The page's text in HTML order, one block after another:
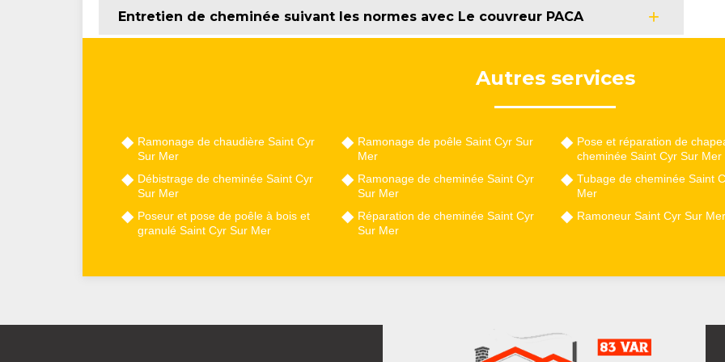
Entretien de cheminée suivant les normes avec Le couvreur PACA
Autres services
Ramonage de chaudière Saint Cyr
Sur Mer
Débistrage de cheminée Saint Cyr
Sur Mer
Poseur et pose de poêle à bois et
granulé Saint Cyr Sur Mer
Ramonage de poêle Saint Cyr Sur
Mer
Ramonage de cheminée Saint Cyr
Sur Mer
Réparation de cheminée Saint Cyr
Sur Mer
Pose et réparation de
cheminée Saint Cyr Sur Mer
Tubage de cheminée Saint
Mer
Ramoneur Saint Cyr Sur Mer